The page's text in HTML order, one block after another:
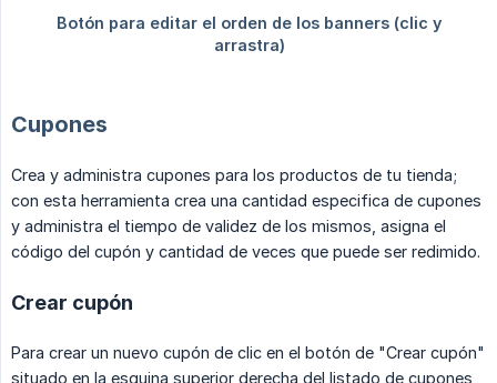
Cupones
Crea y administra cupones para los productos de tu tienda;
con esta herramienta crea una cantidad especifica de cupones
y administra el tiempo de validez de los mismos, asigna el
código del cupón y cantidad de veces que puede ser redimido.
Crear cupón
Para crear un nuevo cupón de clic en el botón de "Crear cupón"
situado en la esquina superior derecha del listado de cupones,